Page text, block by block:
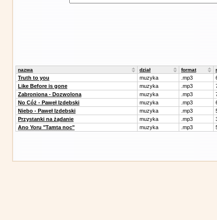
nazwa dział format
Truth to you muzyka .mp3
Like Before is gone
muzyka .mp3
Zabroniona - Dozwolona
muzyka .mp3
No Cóż - Paweł Izdebski
muzyka .mp3
Niebo - Paweł Izdebski
muzyka .mp3
Przystanki na żądanie
muzyka .mp3
Ano Yoru "Tamta noc"
muzyka .mp3